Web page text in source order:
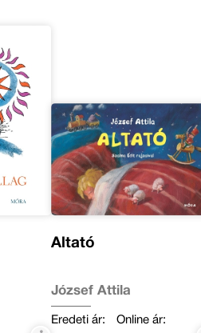
Altató
József Attila
Eredeti ár:
Online ár: